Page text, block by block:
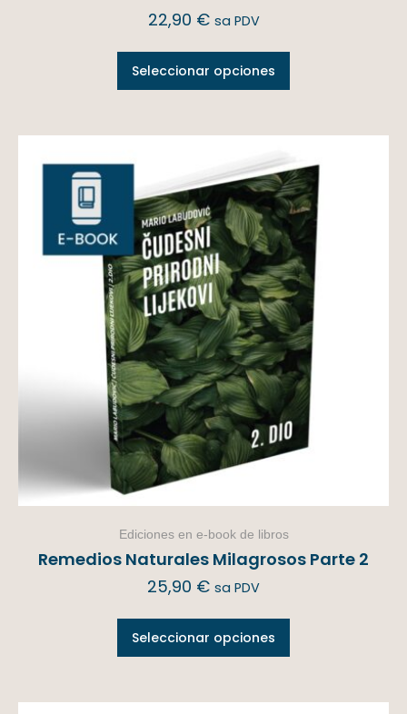
22,90 € sa PDV
Seleccionar opciones
Ediciones en e-book de libros
Remedios Naturales Milagrosos Parte 2
25,90 € sa PDV
Seleccionar opciones